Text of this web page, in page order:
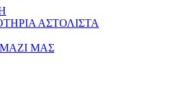
ΑΣΤΟΛΙΣΤΑ
ΜΑΣ